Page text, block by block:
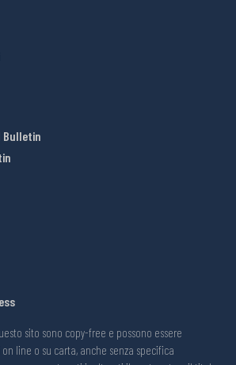
Bulletin
sito sono copy-free e possono essere
line o su carta, anche senza specifica